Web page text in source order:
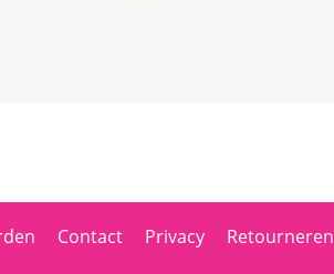
Contact Privacy Retourneren